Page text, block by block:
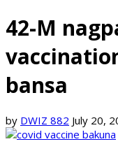
42-M
bansa
by DWIZ 882 July 20,